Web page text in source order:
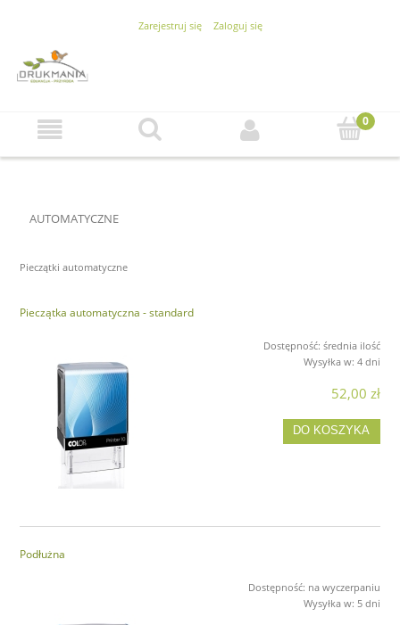
Zarejestruj się Zaloguj się
AUTOMATYCZNE
Pieczątki automatyczne
Pieczątka automatyczna - standard
Dostępność: średnia ilość
Wysyłka w: 4 dni
52,00 zł
DO KOSZYKA
Podłużna
Dostępność: na wyczerpaniu
Wysyłka w: 5 dni